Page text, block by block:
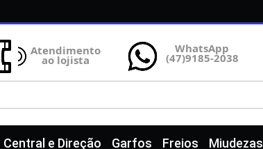
Atendimento
ao lojista
WhatsApp
(47)9185-2038
Central e Direção Garfos Freios Miudezas